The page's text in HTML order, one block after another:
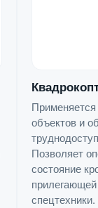
объектов и
Позволяет
состояние
спецтехники.